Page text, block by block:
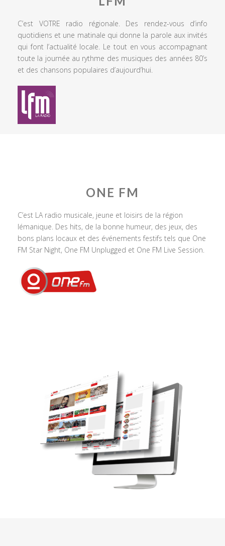
C’est VOTRE radio régionale. Des rendez-vous d’info
quotidiens et une matinale qui donne la parole aux invités
qui font l’actualité locale. Le tout en vous accompagnant
toute la journée au rythme des musiques des années 80’s
et des chansons populaires d’aujourd’hui.
ONE FM
C’est LA radio musicale, jeune et loisirs de la région
lémanique. Des hits, de la bonne humeur, des jeux, des
bons plans locaux et des événements festifs tels que One
FM Star Night, One FM Unplugged et One FM Live Session.